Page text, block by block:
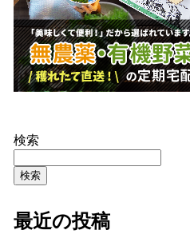
検索
検索
最近の投稿